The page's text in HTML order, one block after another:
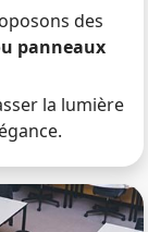
des
panneaux
la lumière